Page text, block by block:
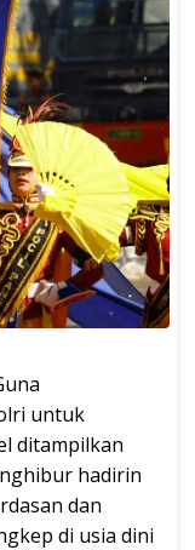
untuk
ditampilkan
hadirin
dan
di usia dini